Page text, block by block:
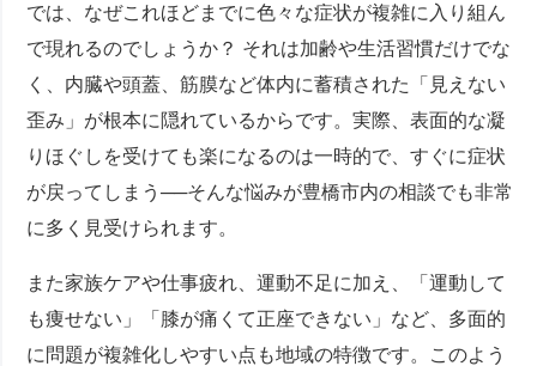
では、なぜこれほどまでに色々な症状が複雑に入り組ん
で現れるのでしょうか？ それは加齢や生活習慣だけでな
く、内臓や頭蓋、筋膜など体内に蓄積された「見えない
歪み」が根本に隠れているからです。実際、表面的な凝
りほぐしを受けても楽になるのは一時的で、すぐに症状
が戻ってしまう──そんな悩みが豊橋市内の相談でも非常
に多く見受けられます。
また家族ケアや仕事疲れ、運動不足に加え、「運動して
も痩せない」「膝が痛くて正座できない」など、多面的
に問題が複雑化しやすい点も地域の特徴です。このよう